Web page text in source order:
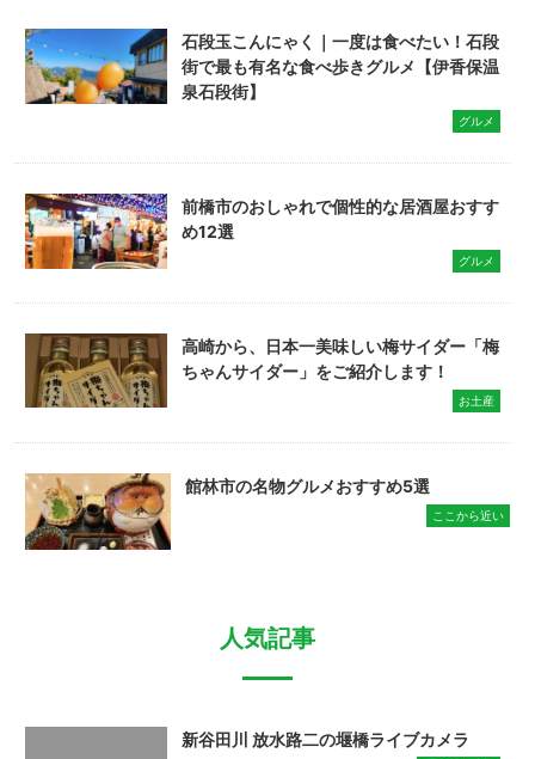
石段玉こんにゃく｜一度は食べたい！石段
街で最も有名な食べ歩きグルメ【伊香保温
泉石段街】
グルメ
前橋市のおしゃれで個性的な居酒屋おすす
め12選
グルメ
高崎から、日本一美味しい梅サイダー「梅
ちゃんサイダー」をご紹介します！
お土産
館林市の名物グルメおすすめ5選
ここから近い
人気記事
新谷田川 放水路二の堰橋ライブカメラ